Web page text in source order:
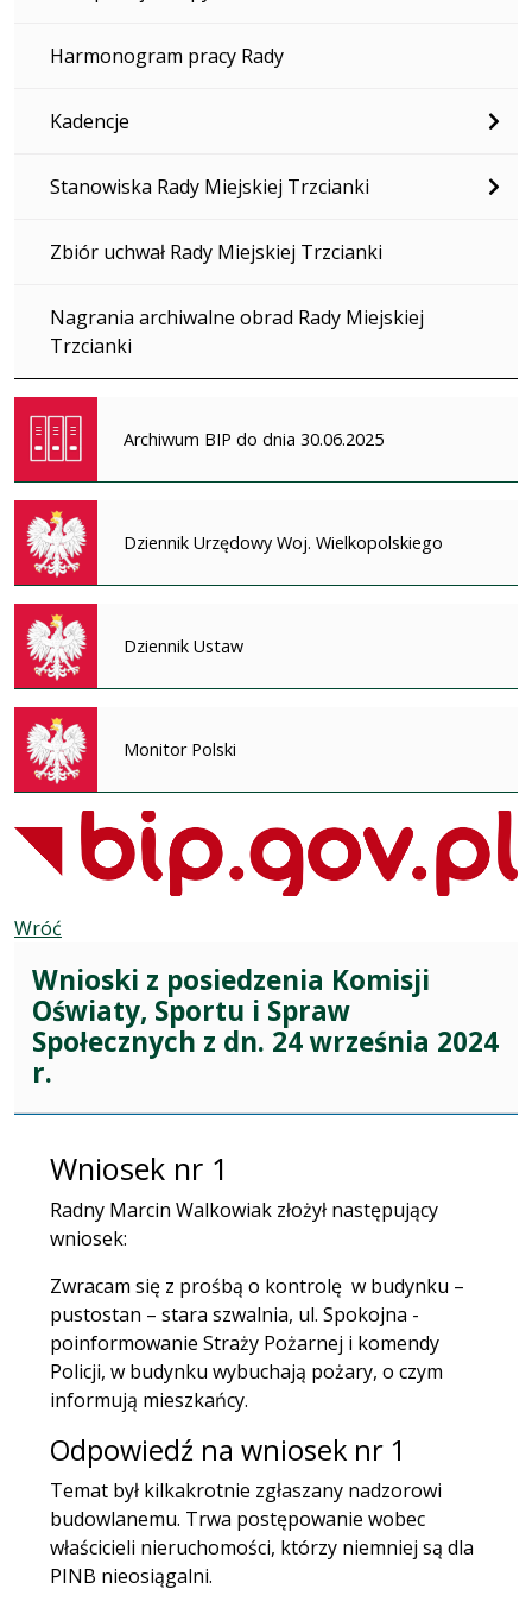
Harmonogram pracy Rady
Kadencje
Stanowiska Rady Miejskiej Trzcianki
Zbiór uchwał Rady Miejskiej Trzcianki
Nagrania archiwalne obrad Rady Miejskiej
Trzcianki
Archiwum BIP do dnia 30.06.2025
Dziennik Urzędowy Woj. Wielkopolskiego
Dziennik Ustaw
Monitor Polski
Wróć
Wnioski z posiedzenia Komisji
Oświaty, Sportu i Spraw
Społecznych z dn. 24 września 2024
r.
Wniosek nr 1
Radny Marcin Walkowiak złożył następujący
wniosek:
Zwracam się z prośbą o kontrolę w budynku –
pustostan – stara szwalnia, ul. Spokojna -
poinformowanie Straży Pożarnej i komendy
Policji, w budynku wybuchają pożary, o czym
informują mieszkańcy.
Odpowiedź na wniosek nr 1
Temat był kilkakrotnie zgłaszany nadzorowi
budowlanemu. Trwa postępowanie wobec
właścicieli nieruchomości, którzy niemniej są dla
PINB nieosiągalni.